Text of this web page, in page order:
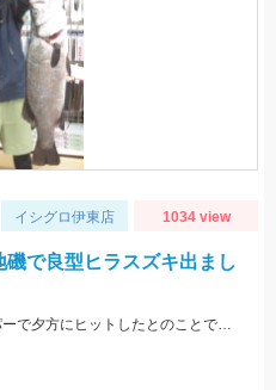
イシグロ伊東店 1034 view
磯で良型ヒラスズキ出まし
ヒットルアーはダイワ セットアッパーで夕方にヒットしたとのことです。83ｃｍ5ｋｇのナイスサイズでした！情報提供ありがとうございます！